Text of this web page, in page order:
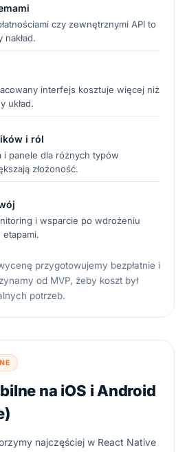
czy zewnętrznymi API to
interfejs kosztuje więcej niż
układ.
i ról
i panele dla różnych typów
złożoność.
i wsparcie po wdrożeniu
przygotowujemy bezpłatnie i
od MVP, żeby koszt był
potrzeb.
na iOS i Android
najczęściej w React Native